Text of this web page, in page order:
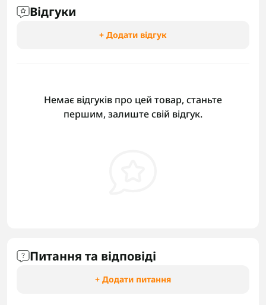
Відгуки
+ Додати відгук
Немає відгуків про цей товар, станьте
першим, залиште свій відгук.
Питання та відповіді
+ Додати питання